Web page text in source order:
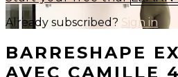
Already subscribed? Sign in
BARRESHAPE
AVEC CAMILLE